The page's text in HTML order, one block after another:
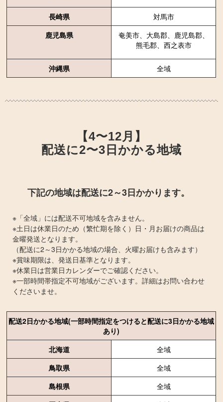
長崎県
対馬市
鹿児島県
奄美市、大島郡、鹿児島郡、
熊毛郡、西之表市
沖縄県 全域
【4〜12月】
配送に2〜3日かかる地域
下記の地域は配送に2～3日かかります。
※「全域」には配送不可地域を含みません。
※土日は休業日のため（繁忙期を除く）日・月お届けの商品は
金曜発送となります。
​​​​​​​（配送に2～3日かかる地域の場合、火曜お届けも含みます）
※賞味期限は、発送日基準となります。
※休業日は営業日カレンダーでご確認ください。
※一部時間帯指定不可地域がございます。詳細はお問い合わせ
くださいませ。
配送2日かかる地域(一部時間指定をつけると配送に3日かかる地域
あり)
北海道
全域
鳥取県
全域
島根県
全域